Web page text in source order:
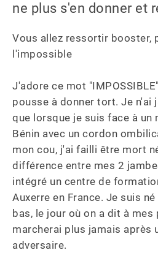
ne plus s'en donner et
Vous allez ressortir booster,
l'impossible
J'adore ce mot
pousse à donner tort. Je n'ai
que lorsque je suis face à un
Bénin avec un cordon
mon cou, j'ai failli être mort
différence entre mes 2
intégré un centre de
Auxerre en France. Je suis
bas, le jour où on a dit à mes
marcherai plus jamais après
adversaire.